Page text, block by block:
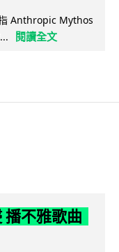
Anthropic Mythos
閱讀全文
播不雅歌曲